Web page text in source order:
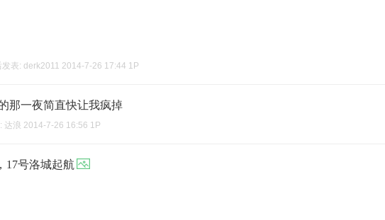
发表: derk2011 2014-7-26 17:44 1P
那一夜简直快让我疯掉
达浪 2014-7-26 16:56 1P
17号洛城起航